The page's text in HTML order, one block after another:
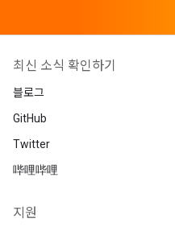
최신 소식 확인하기
블로그
GitHub
Twitter
哔哩哔哩
지원